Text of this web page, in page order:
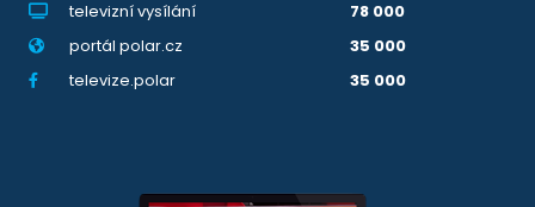
televizní vysílání
78 000
portál polar.cz
35 000
televize.polar
35 000